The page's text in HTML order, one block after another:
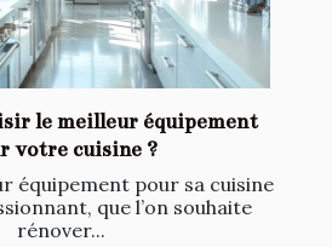
le meilleur équipement
votre cuisine ?
équipement pour sa cuisine
que l’on souhaite
rénover...